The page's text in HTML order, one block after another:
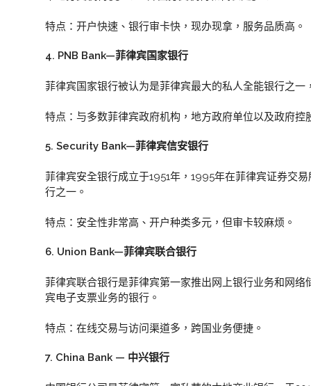
特点：开户快速、银行审卡快，现办现拿，服务品质高。
4. PNB Bank—菲律宾国家银行
菲律宾国家银行被认为是菲律宾最大的私人全能银行之
特点：与多数菲律宾政府机构，地方政府单位以及政府控
5. Security Bank—菲律宾信安银行
菲律宾安全银行成立于1951年，1995年在菲律宾证券交
行之一。
特点：安全性非常高、开户种类多元，但审卡较麻烦。
6. Union Bank—菲律宾联合银行
菲律宾联合银行是菲律宾第一家推出网上银行业务和网
宾电子支票业务的银行。
特点：在线交易与访问渠道多，跨国业务便捷。
7. China Bank — 中兴银行